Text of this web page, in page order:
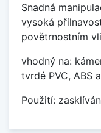
Snadná
vysoká
povětrnostním
vhodný na:
tvrdé PVC, ABS
Použití: